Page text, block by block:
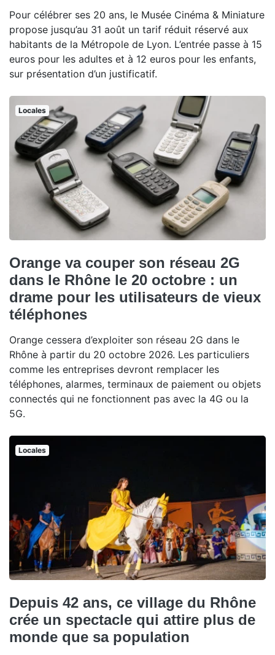
Pour célébrer ses 20 ans, le Musée Cinéma & Miniature
propose jusqu’au 31 août un tarif réduit réservé aux
habitants de la Métropole de Lyon. L’entrée passe à 15
euros pour les adultes et à 12 euros pour les enfants,
sur présentation d’un justificatif.
Locales
Orange va couper son réseau 2G
dans le Rhône le 20 octobre : un
drame pour les utilisateurs de vieux
téléphones
Orange cessera d’exploiter son réseau 2G dans le
Rhône à partir du 20 octobre 2026. Les particuliers
comme les entreprises devront remplacer les
téléphones, alarmes, terminaux de paiement ou objets
connectés qui ne fonctionnent pas avec la 4G ou la
5G.
Locales
Depuis 42 ans, ce village du Rhône
crée un spectacle qui attire plus de
monde que sa population